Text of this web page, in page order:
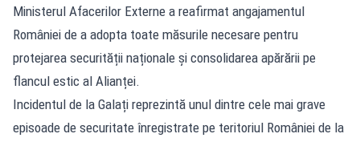
Ministerul Afacerilor Externe a reafirmat angajamentul
României de a adopta toate măsurile necesare pentru
protejarea securității naționale și consolidarea apărării pe
flancul estic al Alianței.
Incidentul de la Galați reprezintă unul dintre cele mai grave
episoade de securitate înregistrate pe teritoriul României de la